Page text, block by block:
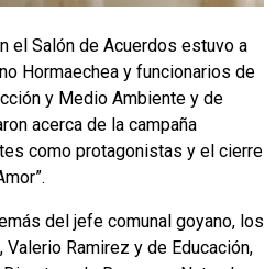
el Salón de Acuerdos estuvo a
Hormaechea y funcionarios de
y Medio Ambiente y de
acerca de la campaña
como protagonistas y el cierre
del jefe comunal goyano, los
Ramirez y de Educación,